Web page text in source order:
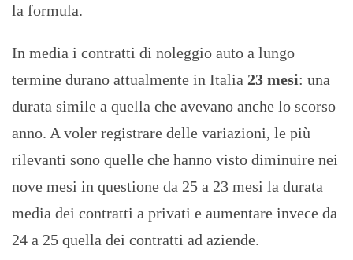
la formula.
In media i contratti di noleggio auto a lungo
termine durano attualmente in Italia 23 mesi: una
durata simile a quella che avevano anche lo scorso
anno. A voler registrare delle variazioni, le più
rilevanti sono quelle che hanno visto diminuire nei
nove mesi in questione da 25 a 23 mesi la durata
media dei contratti a privati e aumentare invece da
24 a 25 quella dei contratti ad aziende.